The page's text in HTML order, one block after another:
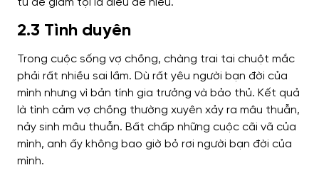
tù để giảm tội là điều dễ hiểu.
2.3 Tình duyên
Trong cuộc sống vợ chồng, chàng trai tai chuột mắc
phải rất nhiều sai lầm. Dù rất yêu người bạn đời của
mình nhưng vì bản tính gia trưởng và bảo thủ. Kết quả
là tình cảm vợ chồng thường xuyên xảy ra mâu thuẫn,
nảy sinh mâu thuẫn. Bất chấp những cuộc cãi vã của
mình, anh ấy không bao giờ bỏ rơi người bạn đời của
mình.